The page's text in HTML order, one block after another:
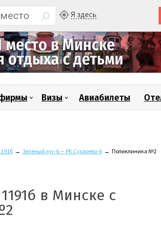
Я здесь
Визы Авиабилеты
→ Зелёный луг-6 — РК Сухарево-6 → Поликлиника №2
в Минске с